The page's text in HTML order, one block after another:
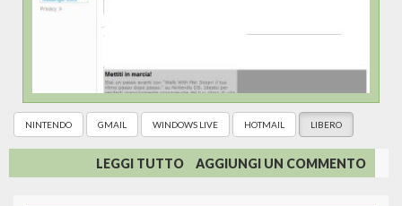
NINTENDO GMAIL WINDOWS LIVE HOTMAIL LIBERO
LEGGI TUTTO SU
CIAO,
AGGIUNGI UN COMMENTO